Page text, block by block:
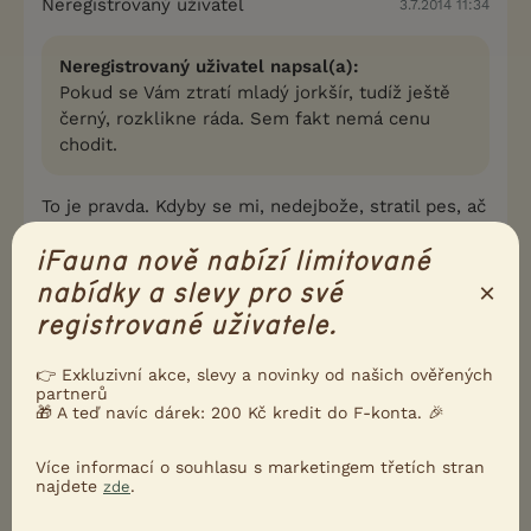
3.7.2014 11:34
Neregistrovaný uživatel napsal(a):
Pokud se Vám ztratí mladý jorkšír, tudíž ještě
černý, rozklikne ráda. Sem fakt nemá cenu
chodit.
To je pravda. Kdyby se mi, nedejbože, stratil pes, ač
jezevčíka po dogu, ne každý se v plemenech vyzná
a štěstí přeje připraveným.
Nahlásit
Citovat
Inzerát jsem napsala v dobré víře, protože vím, jak
iFauna nově nabízí limitované
nabídky a slevy pro své
registrované uživatele.
×
👉 Exkluzivní akce, slevy a novinky od našich ověřených
partnerů
🎁 A teď navíc dárek: 200 Kč kredit do F-konta. 🎉
Více informací o souhlasu s marketingem třetích stran
najdete zde.